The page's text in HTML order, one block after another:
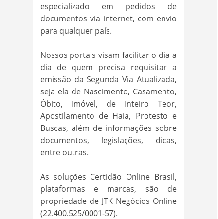
especializado em pedidos de
documentos via internet, com envio
para qualquer país.
Nossos portais visam facilitar o dia a
dia de quem precisa requisitar a
emissão da Segunda Via Atualizada,
seja ela de Nascimento, Casamento,
Óbito, Imóvel, de Inteiro Teor,
Apostilamento de Haia, Protesto e
Buscas, além de informações sobre
documentos, legislações, dicas,
entre outras.
As soluções Certidão Online Brasil,
plataformas e marcas, são de
propriedade de JTK Negócios Online
(22.400.525/0001-57).